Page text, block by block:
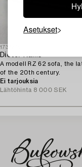
Asetukset
1731279
Dieter Rams
A modell RZ 62 sofa, the
of the 20th century.
Ei tarjouksia
Lähtöhinta 8 000 SEK